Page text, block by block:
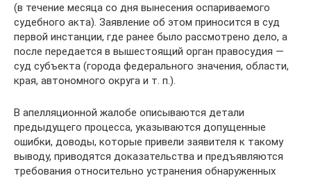
(в течение месяца со дня вынесения оспариваемого
судебного акта). Заявление об этом приносится в суд
первой инстанции, где ранее было рассмотрено дело, а
после передается в вышестоящий орган правосудия —
суд субъекта (города федерального значения, области,
края, автономного округа и т. п.).
В апелляционной жалобе описываются детали
предыдущего процесса, указываются допущенные
ошибки, доводы, которые привели заявителя к такому
выводу, приводятся доказательства и предъявляются
требования относительно устранения обнаруженных